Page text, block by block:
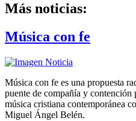
Más noticias:
Música con fe
Música con fe es una propuesta
puente de compañía y contención
música cristiana contemporánea
Miguel Ángel Belén.